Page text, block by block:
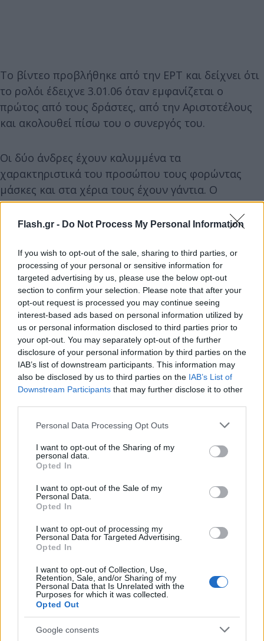
Flash.gr - Do Not Process My Personal Information
If you wish to opt-out of the sale, sharing to third parties, or
processing of your personal or sensitive information for
targeted advertising by us, please use the below opt-out
section to confirm your selection. Please note that after your
opt-out request is processed you may continue seeing
interest-based ads based on personal information utilized by
us or personal information disclosed to third parties prior to
your opt-out. You may separately opt-out of the further
disclosure of your personal information by third parties on the
IAB’s list of downstream participants. This information may
also be disclosed by us to third parties on the IAB’s List of
Downstream Participants that may further disclose it to other
Please note that this website/app uses one or more Google
not limited to your visit or usage behaviour. You may click to
grant or deny consent to Google and its third-party tags to
use your data for below specified purposes in below Google
consent section.
Personal Data Processing Opt Outs
I want to opt-out of the Sharing of my
personal data.
Opted In
I want to opt-out of the Sale of my
Personal Data.
Opted In
I want to opt-out of processing my
Personal Data for Targeted Advertising.
Opted In
I want to opt-out of Collection, Use,
Retention, Sale, and/or Sharing of my
Personal Data that Is Unrelated with the
Purposes for which it was collected.
Opted Out
Google consents
Το βίντεο προβλήθηκε από την ΕΡΤ και δείχνει ότι
το ρολόι έδειχνε 3.01.06 όταν εμφανίζεται ο
πρώτος από τους δράστες, από την Αριστοτέλους
και ακολουθεί πίσω του ο συνεργός του.
Οι δύο άνδρες έχουν καλυμμένα τα
χαρακτηριστικά του προσώπου τους φορώντας
μάσκες και στα χέρια τους έχουν γάντια. Ο
δεύτερος άνδρας ο οποίος κρατάει την τσάντα με
τον εμπρηστικό μηχανισμό (τέσσερα γκαζάκια και
και το κεφάλι του.